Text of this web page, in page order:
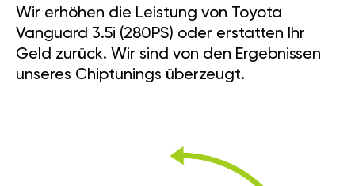
Wir erhöhen die Leistung von Toyota
Vanguard 3.5i (280PS) oder erstatten Ihr
Geld zurück. Wir sind von den Ergebnissen
unseres Chiptunings überzeugt.